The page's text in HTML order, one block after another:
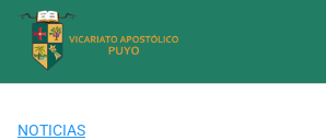
Saltar
contenido
NOTICIAS